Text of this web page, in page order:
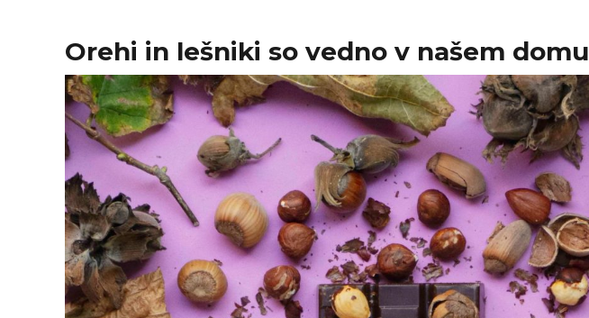
Orehi in lešniki so vedno v našem domu